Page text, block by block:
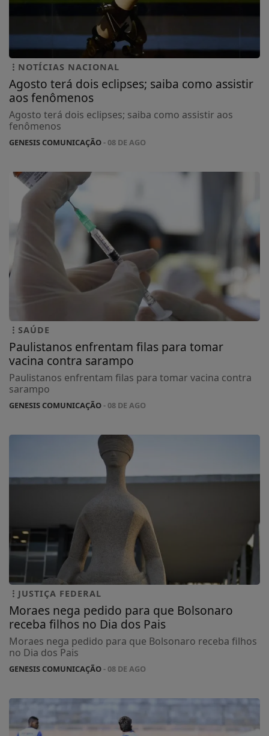
NOTÍCIAS NACIONAL
Agosto terá dois eclipses; saiba como assistir
aos fenômenos
Agosto terá dois eclipses; saiba como assistir aos
fenômenos
GENESIS COMUNICAÇÃO- 08 DE AGO
SAÚDE
Paulistanos enfrentam filas para tomar
vacina contra sarampo
Paulistanos enfrentam filas para tomar vacina contra
sarampo
GENESIS COMUNICAÇÃO- 08 DE AGO
JUSTIÇA FEDERAL
Moraes nega pedido para que Bolsonaro
receba filhos no Dia dos Pais
Moraes nega pedido para que Bolsonaro receba filhos
no Dia dos Pais
GENESIS COMUNICAÇÃO- 08 DE AGO